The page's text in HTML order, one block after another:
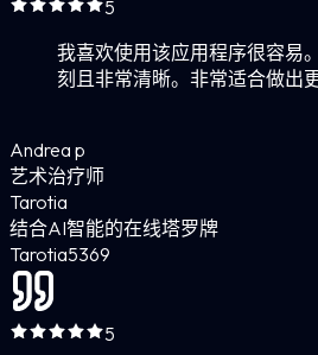
5
我喜欢使用该应用程序很容易
刻且非常清晰。非常适合做出
Andrea p
艺术治疗师
Tarotia
结合AI智能的在线塔罗牌
Tarotia5369
5